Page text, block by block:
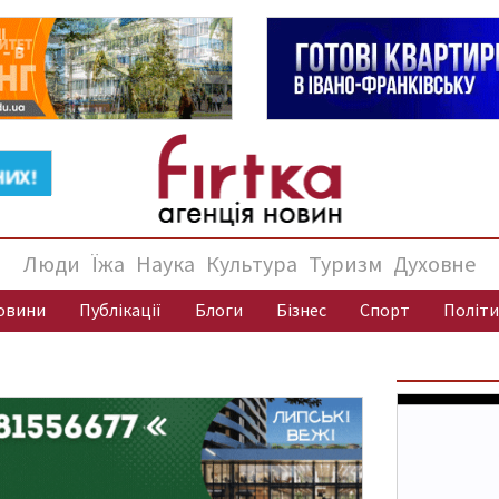
Люди Їжа Наука Культура Туризм Духовне
Публікації Блоги Бізнес Спорт